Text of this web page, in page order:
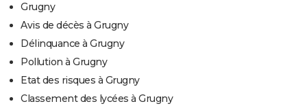
Grugny
Avis de décès à Grugny
Délinquance à Grugny
Pollution à Grugny
Etat des risques à Grugny
Classement des lycées à Grugny